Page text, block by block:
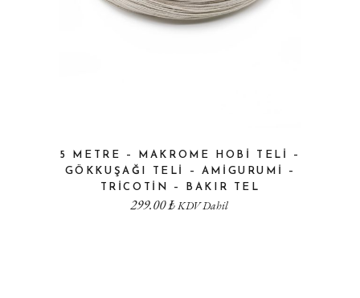
5 METRE – MAKROME HOBI TELI –
GÖKKUŞAĞI TELI – AMIGURUMI –
TRICOTIN – BAKIR TEL
299.00₺KDV Dahil